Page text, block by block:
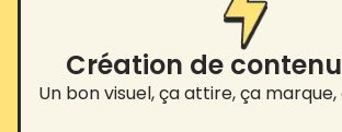
Création de
Un bon visuel, ça attire, ça